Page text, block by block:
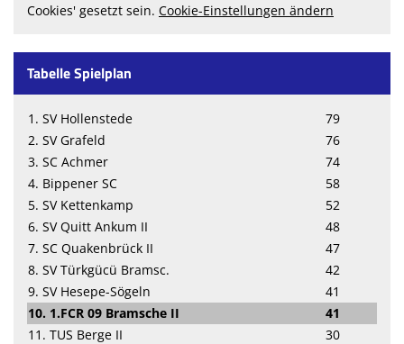
Cookies' gesetzt sein. Cookie-Einstellungen ändern
Tabelle Spielplan
1. SV Hollenstede
79
2. SV Grafeld
76
3. SC Achmer
74
4. Bippener SC
58
5. SV Kettenkamp
52
6. SV Quitt Ankum II
48
7. SC Quakenbrück II
47
8. SV Türkgücü Bramsc.
42
9. SV Hesepe-Sögeln
41
10. 1.FCR 09 Bramsche II
41
11. TUS Berge II
30